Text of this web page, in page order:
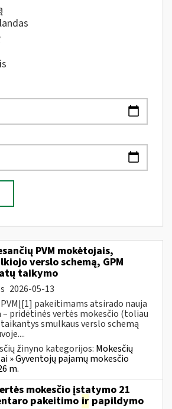
PVM mokėtojais,
verslo schemą, GPM
taikymo
2026-05-13
pakeitimams atsirado nauja
pridėtinės vertės mokesčio (toliau
smulkaus verslo schemą
žinyno kategorijos: Mokesčių
» Gyventojų pajamų mokesčio
m.
mokesčio įstatymo 21
pakeitimo ir papildymo